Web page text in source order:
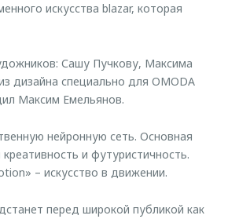
искусства blazar, которая
Сашу Пучкову, Максима
дизайна специально для OMODA
Максим Емельянов.
нейронную сеть. Основная
и футуристичность.
– искусство в движении.
перед широкой публикой как